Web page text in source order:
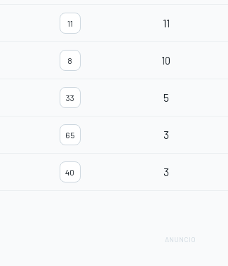
11 11
8 10
33 5
65 3
40 3